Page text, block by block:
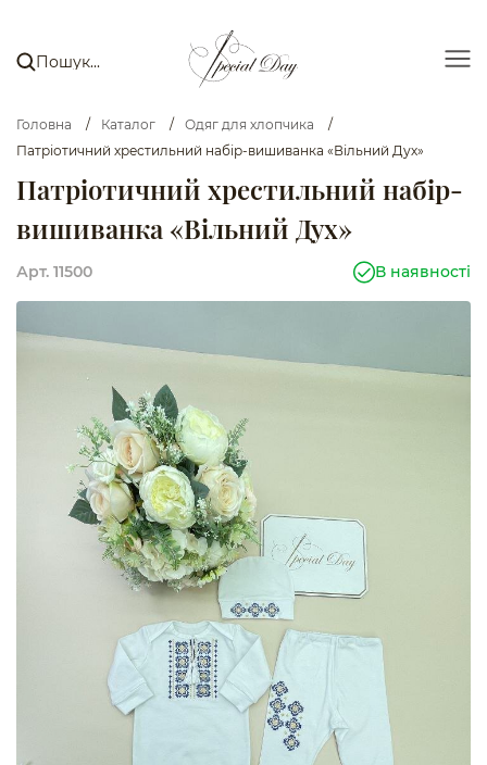
Головна / Каталог / Одяг для хлопчика
/
Патріотичний хрестильний набір-вишиванка «Вільний Дух»
Патріотичний хрестильний набір-
вишиванка «Вільний Дух»
Арт. 11500 В наявності